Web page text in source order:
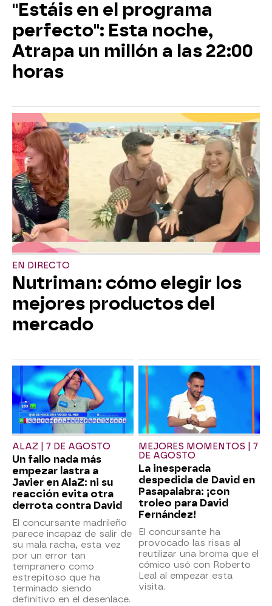
"Estáis en el programa
perfecto": Esta noche,
Atrapa un millón a las 22:00
horas
EN DIRECTO
Nutriman: cómo elegir los
mejores productos del
mercado
ALAZ | 7 DE AGOSTO
Un fallo nada más
empezar lastra a
Javier en AlaZ: ni su
reacción evita otra
derrota contra David
El concursante madrileño
parece incapaz de salir de
su mala racha, esta vez
por un error tan
tempranero como
estrepitoso que ha
terminado siendo
definitivo en el desenlace.
MEJORES MOMENTOS | 7
DE AGOSTO
La inesperada
despedida de David en
Pasapalabra: ¡con
troleo para David
Fernández!
El concursante ha
provocado las risas al
reutilizar una broma que el
cómico usó con Roberto
Leal al empezar esta
visita.